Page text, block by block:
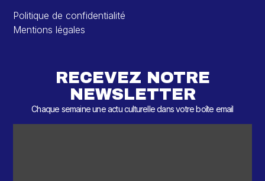
Politique de confidentialité
Mentions légales
RECEVEZ NOTRE
NEWSLETTER
Chaque semaine une actu culturelle dans votre boîte email